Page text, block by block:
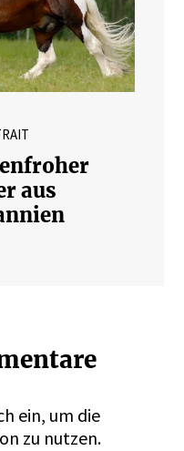
aus
ein, um die
zu nutzen.